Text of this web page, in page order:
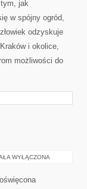
tym, jak
w spójny ogród,
odzyskuje
i okolice,
możliwości do
WYŁĄCZONA